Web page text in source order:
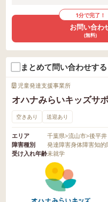
1分で完了！
お問い合わ
(無料)
まとめて問い合わせする
児童発達支援事業所
オハナみらいキッズサ
空きあり 送迎あり
エリア 千葉県>流山市>後平井
障害種別
発達障害身体障害知的
受け入れ年齢未就学